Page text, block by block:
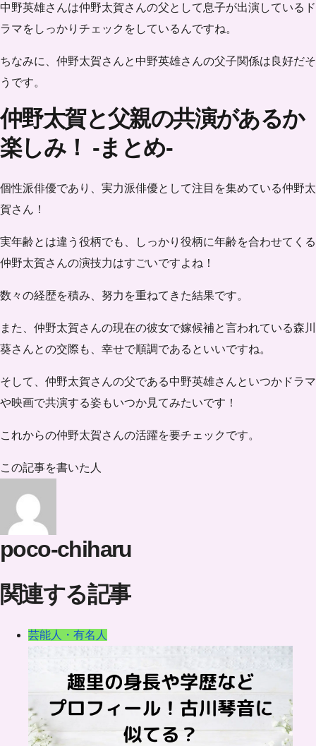
中野英雄さんは仲野太賀さんの父として息子が出演しているド
ラマをしっかりチェックをしているんですね。
ちなみに、仲野太賀さんと中野英雄さんの父子関係は良好だそ
うです。
仲野太賀と父親の共演があるか
楽しみ！ -まとめ-
個性派俳優であり、実力派俳優として注目を集めている仲野太
賀さん！
実年齢とは違う役柄でも、しっかり役柄に年齢を合わせてくる
仲野太賀さんの演技力はすごいですよね！
数々の経歴を積み、努力を重ねてきた結果です。
また、仲野太賀さんの現在の彼女で嫁候補と言われている森川
葵さんとの交際も、幸せで順調であるといいですね。
そして、仲野太賀さんの父である中野英雄さんといつかドラマ
や映画で共演する姿もいつか見てみたいです！
これからの仲野太賀さんの活躍を要チェックです。
この記事を書いた人
poco-chiharu
関連する記事
芸能人・有名人